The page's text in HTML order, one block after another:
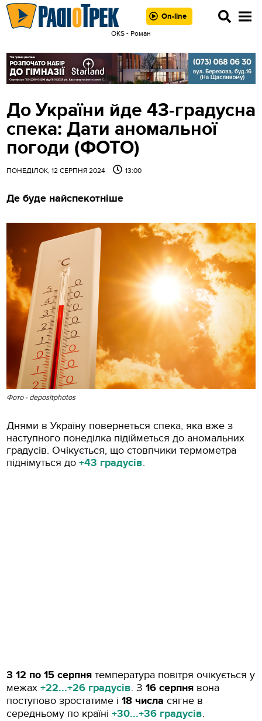
On-line
OKS - Роман
До України йде 43-градусна
спека: Дати аномальної
погоди (ФОТО)
ПОНЕДІЛОК, 12 СЕРПНЯ 2024 13:00
Де буде найспекотніше
Фото - depositphotos
Днями в Україну повернеться спека, яка вже з
наступного понеділка підійметься до аномальних
градусів. Очікується, що стовпчики термометра
піднімуться до +43 градусів.
З 12 по 15 серпнятемпература повітря очікується у
межах+22...+26 градусів. З 16 серпня вона
поступово зростатиме і18 числа сягне в
середньому по країні+30...+36 градусів.